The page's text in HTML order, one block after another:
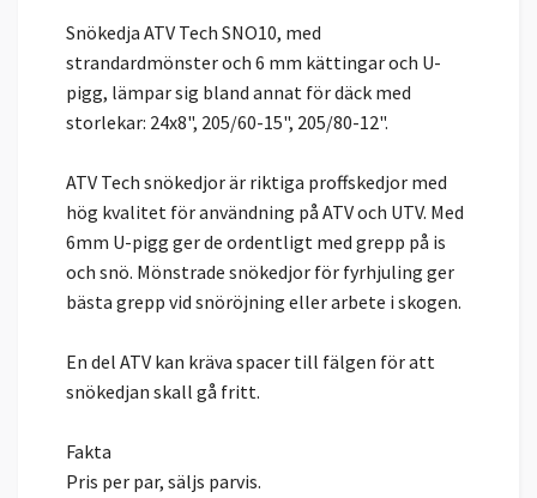
Snökedja ATV Tech SNO10, med
strandardmönster och 6 mm kättingar och U-
pigg, lämpar sig bland annat för däck med
storlekar: 24x8", 205/60-15", 205/80-12".
ATV Tech snökedjor är riktiga proffskedjor med
hög kvalitet för användning på ATV och UTV. Med
6mm U-pigg ger de ordentligt med grepp på is
och snö. Mönstrade snökedjor för fyrhjuling ger
bästa grepp vid snöröjning eller arbete i skogen.
En del ATV kan kräva spacer till fälgen för att
snökedjan skall gå fritt.
Fakta
Pris per par, säljs parvis.